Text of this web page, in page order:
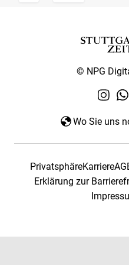
© NPG
Wo Sie uns
PrivatsphäreKarriere
Erklärung zur